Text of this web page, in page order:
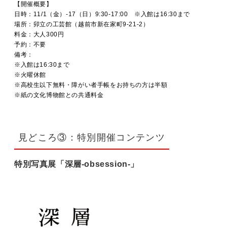
【開催概要】
日時：11/1（金）-17（日）9:30-17:00 ※入館は16:30まで
場所：卯立の工芸館（越前市新在家町9-21-2）
料金：大人300円
予約：不要
備考：
※入館は16:30まで
※火曜休館
※高校生以下無料・障がい者手帳をお持ちの方は半額
※紙の文化博物館との共通料金
見どころ③：特別開催コンテンツ
特別写真展「深層-obsession-」